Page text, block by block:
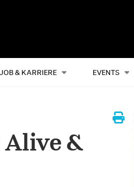
& KARRIERE EVENTS
Alles Events
&